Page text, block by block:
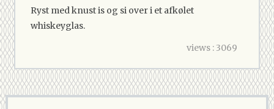
Ryst med knust is og si over i et afkølet
whiskeyglas.
views : 3069